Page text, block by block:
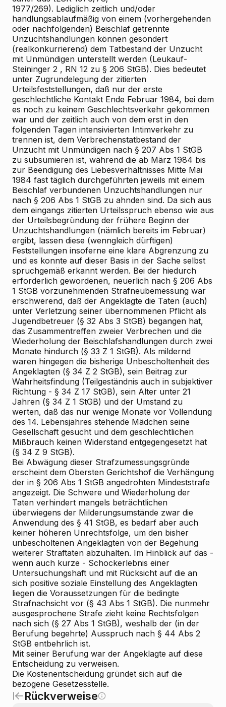
1977/269). Lediglich zeitlich und/oder
handlungsablaufmäßig von einem (vorhergehenden
oder nachfolgenden) Beischlaf getrennte
Unzuchtshandlungen können gesondert
(realkonkurrierend) dem Tatbestand der Unzucht
mit Unmündigen unterstellt werden (Leukauf-
Steininger 2 , RN 12 zu § 206 StGB). Dies bedeutet
unter Zugrundelegung der zitierten
Urteilsfeststellungen, daß nur der erste
geschlechtliche Kontakt Ende Februar 1984, bei dem
es noch zu keinem Geschlechtsverkehr gekommen
war und der zeitlich auch von dem erst in den
folgenden Tagen intensivierten Intimverkehr zu
trennen ist, dem Verbrechenstatbestand der
Unzucht mit Unmündigen nach § 207 Abs 1 StGB
zu subsumieren ist, während die ab März 1984 bis
zur Beendigung des Liebesverhältnisses Mitte Mai
1984 fast täglich durchgeführten jeweils mit einem
Beischlaf verbundenen Unzuchtshandlungen nur
nach § 206 Abs 1 StGB zu ahnden sind. Da sich aus
dem eingangs zitierten Urteilsspruch ebenso wie aus
der Urteilsbegründung der frühere Beginn der
Unzuchtshandlungen (nämlich bereits im Februar)
ergibt, lassen diese (wenngleich dürftigen)
Feststellungen insoferne eine klare Abgrenzung zu
und es konnte auf dieser Basis in der Sache selbst
spruchgemäß erkannt werden. Bei der hiedurch
erforderlich gewordenen, neuerlich nach § 206 Abs
1 StGB vorzunehmenden Strafneubemessung war
erschwerend, daß der Angeklagte die Taten (auch)
unter Verletzung seiner übernommenen Pflicht als
Jugendbetreuer (§ 32 Abs 3 StGB) begangen hat,
das Zusammentreffen zweier Verbrechen und die
Wiederholung der Beischlafshandlungen durch zwei
Monate hindurch (§ 33 Z 1 StGB). Als mildernd
waren hingegen die bisherige Unbescholtenheit des
Angeklagten (§ 34 Z 2 StGB), sein Beitrag zur
Wahrheitsfindung (Teilgeständnis auch in subjektiver
Richtung - § 34 Z 17 StGB), sein Alter unter 21
Jahren (§ 34 Z 1 StGB) und der Umstand zu
werten, daß das nur wenige Monate vor Vollendung
des 14. Lebensjahres stehende Mädchen seine
Gesellschaft gesucht und dem geschlechtlichen
Mißbrauch keinen Widerstand entgegengesetzt hat
(§ 34 Z 9 StGB).
Bei Abwägung dieser Strafzumessungsgründe
erscheint dem Obersten Gerichtshof die Verhängung
der in § 206 Abs 1 StGB angedrohten Mindeststrafe
angezeigt. Die Schwere und Wiederholung der
Taten verhindert mangels beträchtlichen
überwiegens der Milderungsumstände zwar die
Anwendung des § 41 StGB, es bedarf aber auch
keiner höheren Unrechtsfolge, um den bisher
unbescholtenen Angeklagten von der Begehung
weiterer Straftaten abzuhalten. Im Hinblick auf das -
wenn auch kurze - Schockerlebnis einer
Untersuchungshaft und mit Rücksicht auf die an
sich positive soziale Einstellung des Angeklagten
liegen die Voraussetzungen für die bedingte
Strafnachsicht vor (§ 43 Abs 1 StGB). Die nunmehr
ausgesprochene Strafe zieht keine Rechtsfolgen
nach sich (§ 27 Abs 1 StGB), weshalb der (in der
Berufung begehrte) Ausspruch nach § 44 Abs 2
StGB entbehrlich ist.
Mit seiner Berufung war der Angeklagte auf diese
Entscheidung zu verweisen.
Die Kostenentscheidung gründet sich auf die
bezogene Gesetzesstelle.
Rückverweise